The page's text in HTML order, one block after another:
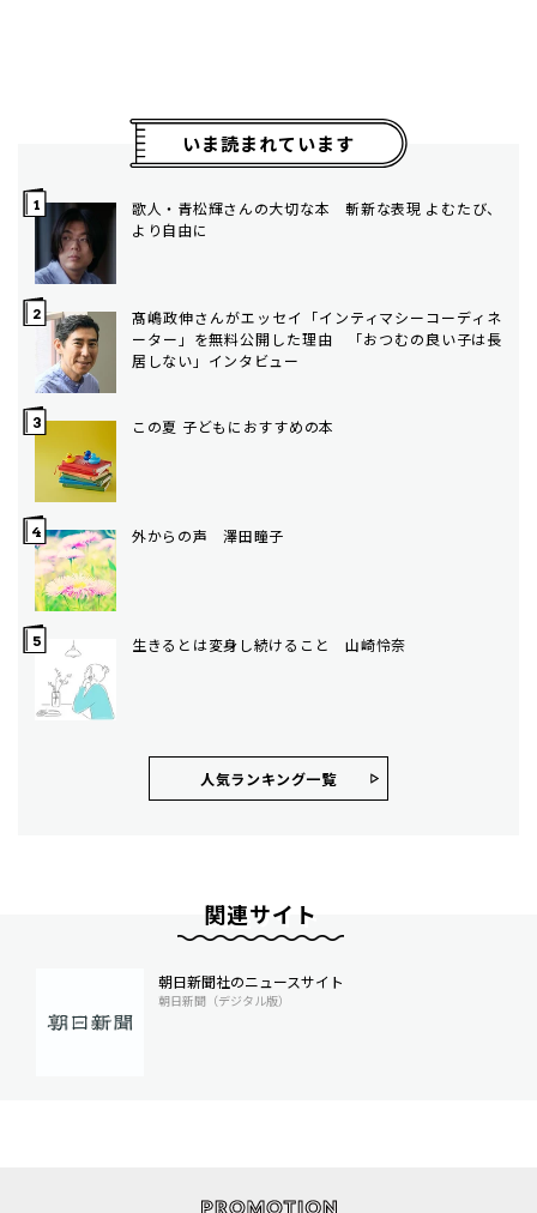
いま読まれています
歌人・青松輝さんの大切な本 斬新な表現 よむたび、
より自由に
髙嶋政伸さんがエッセイ「インティマシーコーディネ
ーター」を無料公開した理由 「おつむの良い子は長
居しない」インタビュー
この夏 子どもにおすすめの本
外からの声 澤田瞳子
生きるとは変身し続けること 山崎怜奈
人気ランキング⼀覧
関連サイト
朝日新聞社のニュースサイト
朝日新聞（デジタル版）